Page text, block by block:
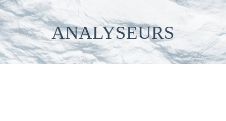
ANALYSEURS